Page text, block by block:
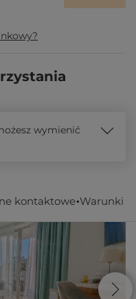
kontaktowe Warunki
wymienić